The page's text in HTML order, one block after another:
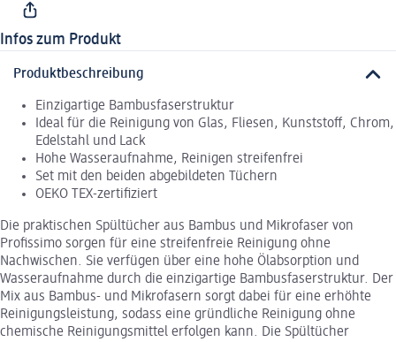
Infos zum Produkt
Produktbeschreibung
Einzigartige Bambusfaserstruktur
Ideal für die Reinigung von Glas, Fliesen, Kunststoff, Chrom,
Edelstahl und Lack
Hohe Wasseraufnahme, Reinigen streifenfrei
Set mit den beiden abgebildeten Tüchern
OEKO TEX-zertifiziert
Die praktischen Spültücher aus Bambus und Mikrofaser von
Profissimo sorgen für eine streifenfreie Reinigung ohne
Nachwischen. Sie verfügen über eine hohe Ölabsorption und
Wasseraufnahme durch die einzigartige Bambusfaserstruktur. Der
Mix aus Bambus- und Mikrofasern sorgt dabei für eine erhöhte
Reinigungsleistung, sodass eine gründliche Reinigung ohne
chemische Reinigungsmittel erfolgen kann. Die Spültücher